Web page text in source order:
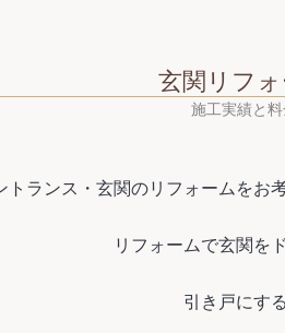
玄関リフ
施工実績と料
トランス・玄関のリフォームをお
リフォームで玄関を
引き戸にす